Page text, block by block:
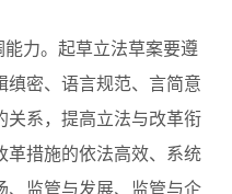
力。起草立法草案要遵
密、语言规范、言简意
关系，提高立法与改革衔
革措施的依法高效、系统
、监管与发展、监管与企